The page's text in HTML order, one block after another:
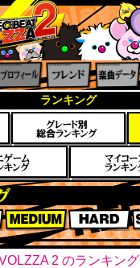
ール
フレン
ド
楽曲デ
ータ
ランキング
キング
MEDIUM HARD
2 のランキング